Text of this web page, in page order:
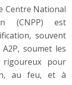
Centre National
(CNPP) est
souvent
soumet les
pour
au feu, et à